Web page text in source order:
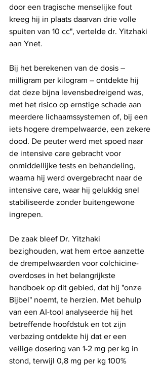
door een tragische menselijke fout
kreeg hij in plaats daarvan drie volle
spuiten van 10 cc", vertelde dr. Yitzhaki
aan Ynet.
Bij het berekenen van de dosis –
milligram per kilogram – ontdekte hij
dat deze bijna levensbedreigend was,
met het risico op ernstige schade aan
meerdere lichaamssystemen of, bij een
iets hogere drempelwaarde, een zekere
dood. De peuter werd met spoed naar
de intensive care gebracht voor
onmiddellijke tests en behandeling,
waarna hij werd overgebracht naar de
intensive care, waar hij gelukkig snel
stabiliseerde zonder buitengewone
ingrepen.
De zaak bleef Dr. Yitzhaki
bezighouden, wat hem ertoe aanzette
de drempelwaarden voor colchicine-
overdoses in het belangrijkste
handboek op dit gebied, dat hij "onze
Bijbel" noemt, te herzien. Met behulp
van een AI-tool analyseerde hij het
betreffende hoofdstuk en tot zijn
verbazing ontdekte hij dat er een
veilige dosering van 1-2 mg per kg in
stond, terwijl 0,8 mg per kg 100%